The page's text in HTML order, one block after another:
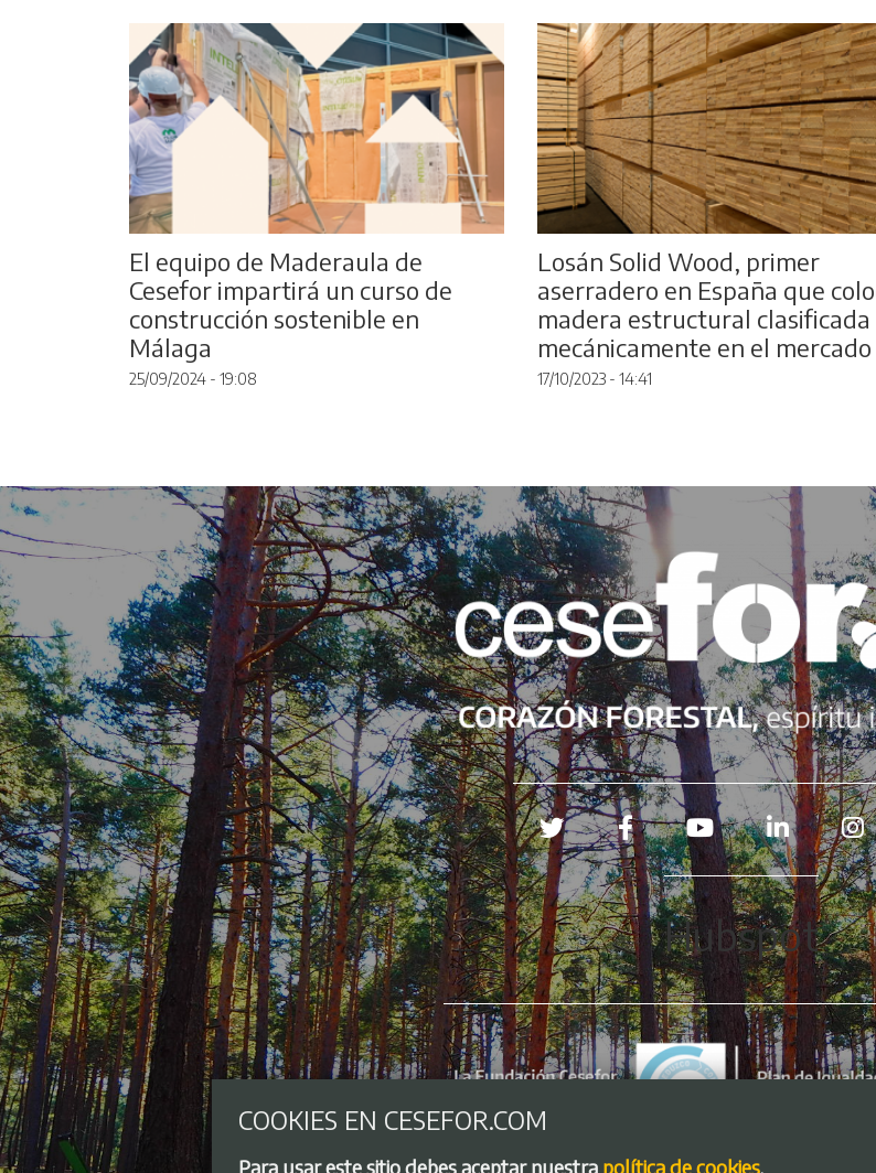
El equipo de Maderaula de
Cesefor impartirá un curso de
construcción sostenible en
Málaga
25/09/2024 - 19:08
Losán Solid Wood, primer
aserradero en España que
madera estructural clasificada
mecánicamente en el mercado
17/10/2023 - 14:41
Redes sociales
Hubspot
COOKIES EN CESEFOR.COM
Para usar este sitio debes aceptar nuestra política de cookies.